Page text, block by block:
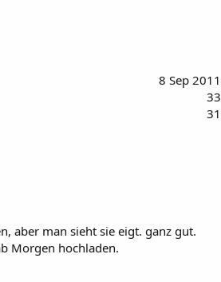
8 Sep 2011
33
31
aber man sieht sie eigt. ganz gut.
Morgen hochladen.